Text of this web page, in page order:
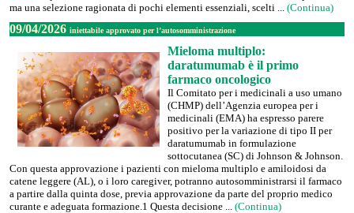
ma una selezione ragionata di pochi elementi essenziali, scelti ... (Continua)
09/04/2026 iniettabile approvato per l’autosomministrazione
Mieloma multiplo:
daratumumab è il primo
farmaco oncologico
Il Comitato per i medicinali a uso umano
(CHMP) dell’Agenzia europea per i
medicinali (EMA) ha espresso parere
positivo per la variazione di tipo II per
daratumumab in formulazione
sottocutanea (SC) di Johnson & Johnson.
Con questa approvazione i pazienti con mieloma multiplo e amiloidosi da
catene leggere (AL), o i loro caregiver, potranno autosomministrarsi il farmaco
a partire dalla quinta dose, previa approvazione da parte del proprio medico
curante e adeguata formazione.1 Questa decisione ... (Continua)